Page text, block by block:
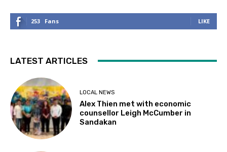
253 Fans LIKE
LATEST ARTICLES
LOCAL NEWS
Alex Thien met with economic
counsellor Leigh McCumber in
Sandakan